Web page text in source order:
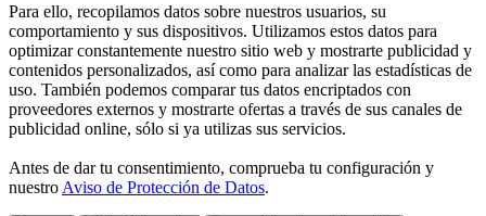
Para ello, recopilamos datos sobre nuestros usuarios, su
comportamiento y sus dispositivos. Utilizamos estos datos para
optimizar constantemente nuestro sitio web y mostrarte publicidad y
contenidos personalizados, así como para analizar las estadísticas de
uso. También podemos comparar tus datos encriptados con
proveedores externos y mostrarte ofertas a través de sus canales de
publicidad online, sólo si ya utilizas sus servicios.
Antes de dar tu consentimiento, comprueba tu configuración y
nuestro Aviso de Protección de Datos.